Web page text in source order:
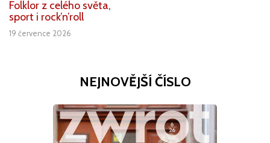
Folklor z celého světa,
sport i rock’n’roll
19 července 2026
NEJNOVĚJŠÍ ČÍSLO